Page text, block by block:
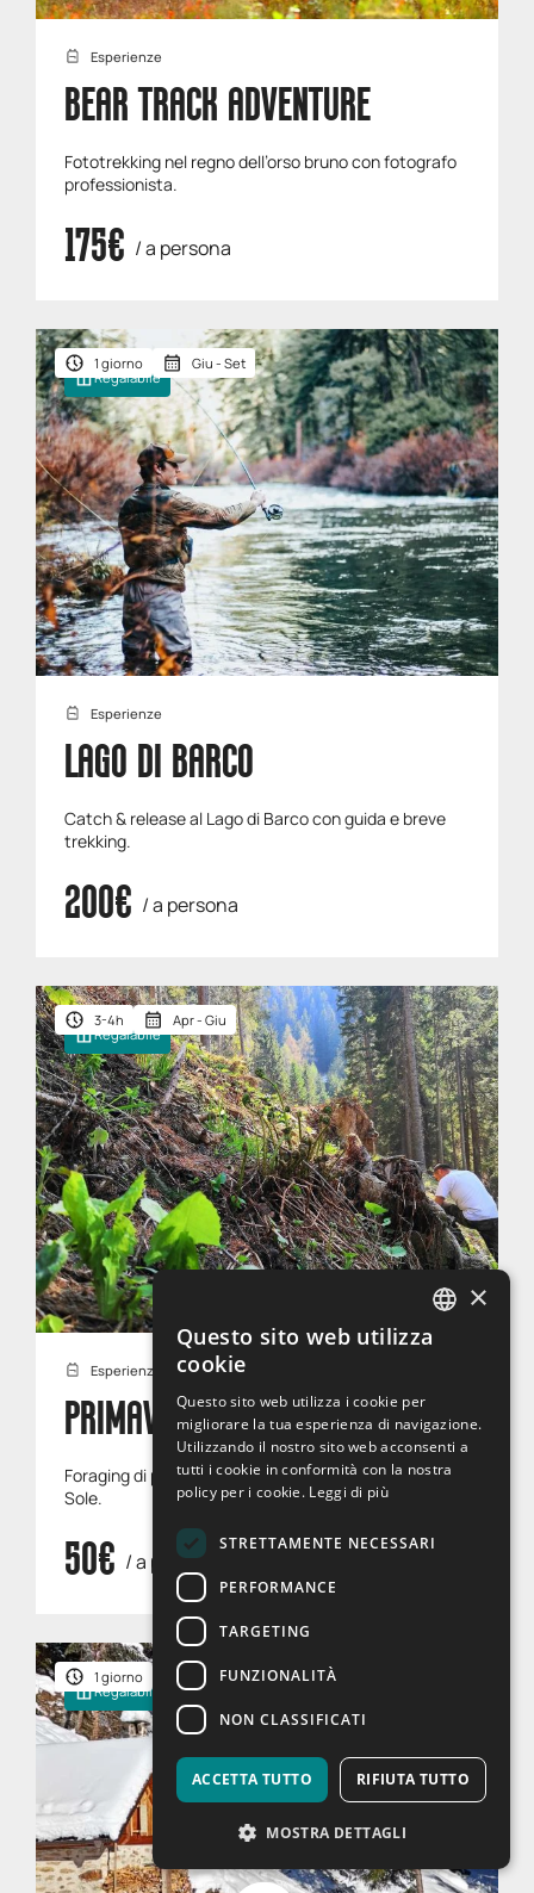
Esperienze
BEAR TRACK ADVENTURE
Fototrekking nel regno dell’orso bruno con fotografo
professionista.
175€ / a persona
Regalabile
1 giorno Giu - Set
Esperienze
LAGO DI BARCO
Catch & release al Lago di Barco con guida e breve
trekking.
200€ / a persona
Regalabile
3-4h Apr - Giu
Esperienze
PRIMAVERA GOURMET
Foraging di primavera tra erbe e fiori eduli della Val di
Sole.
50€ / a persona
Regalabile
1 giorno Dic - Mar
×
Questo sito web utilizza
cookie
Questo sito web utilizza i cookie per
migliorare la tua esperienza di navigazione.
Utilizzando il nostro sito web acconsenti a
tutti i cookie in conformità con la nostra
policy per i cookie. Leggi di più
STRETTAMENTE NECESSARI
PERFORMANCE
TARGETING
FUNZIONALITÀ
NON CLASSIFICATI
ACCETTA TUTTO RIFIUTA TUTTO
MOSTRA DETTAGLI